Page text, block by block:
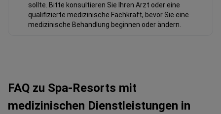
sollte. Bitte konsultieren Sie Ihren Arzt oder eine
qualifizierte medizinische Fachkraft, bevor Sie eine
medizinische Behandlung beginnen oder ändern.
FAQ zu Spa-Resorts mit
medizinischen Dienstleistungen in